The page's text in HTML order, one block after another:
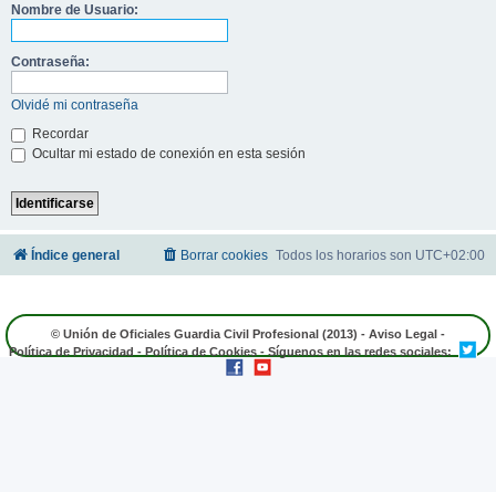
Nombre de Usuario:
Contraseña:
Olvidé mi contraseña
Recordar
Ocultar mi estado de conexión en esta sesión
Índice general Todos los horarios son UTC+02:00
Borrar cookies
© Unión de Oficiales Guardia Civil Profesional (2013) - Aviso Legal -
Política de Privacidad - Política de Cookies - Síguenos en las redes sociales: